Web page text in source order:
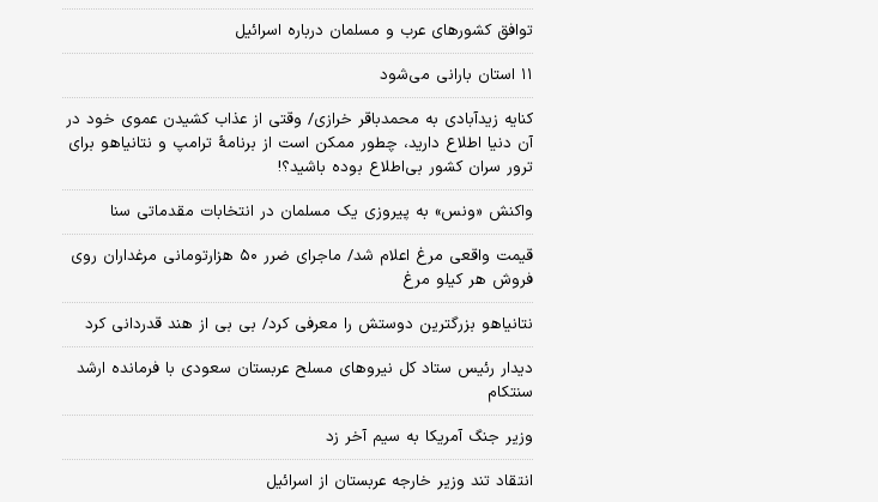
توافق کشورهای عرب و مسلمان درباره اسرائیل
۱۱ استان بارانی می‌شود
کنایه زیدآبادی به محمدباقر خرازی/ وقتی از عذاب کشیدن عموی خود در
آن دنیا اطلاع دارید، چطور ممکن است از برنامهٔ ترامپ و نتانیاهو برای
ترور سران کشور بی‌اطلاع بوده باشید؟!
واکنش «ونس» به پیروزی یک مسلمان در انتخابات مقدماتی سنا
قیمت واقعی مرغ اعلام شد/ ماجرای ضرر ۵۰ هزارتومانی مرغداران روی
فروش هر کیلو مرغ
نتانیاهو بزرگترین دوستش را معرفی کرد/ بی بی از هند قدردانی کرد
دیدار رئیس ستاد کل نیروهای مسلح عربستان سعودی با فرمانده ارشد
سنتکام
وزیر جنگ آمریکا به سیم آخر زد
انتقاد تند وزیر خارجه عربستان از اسرائیل